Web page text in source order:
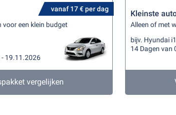
vanaf 17 € per dag
voor een klein budget
- 19.11.2026
vergelijken
Kleinste
Alleen of met
bijv. Hyundai
14 Dagen van